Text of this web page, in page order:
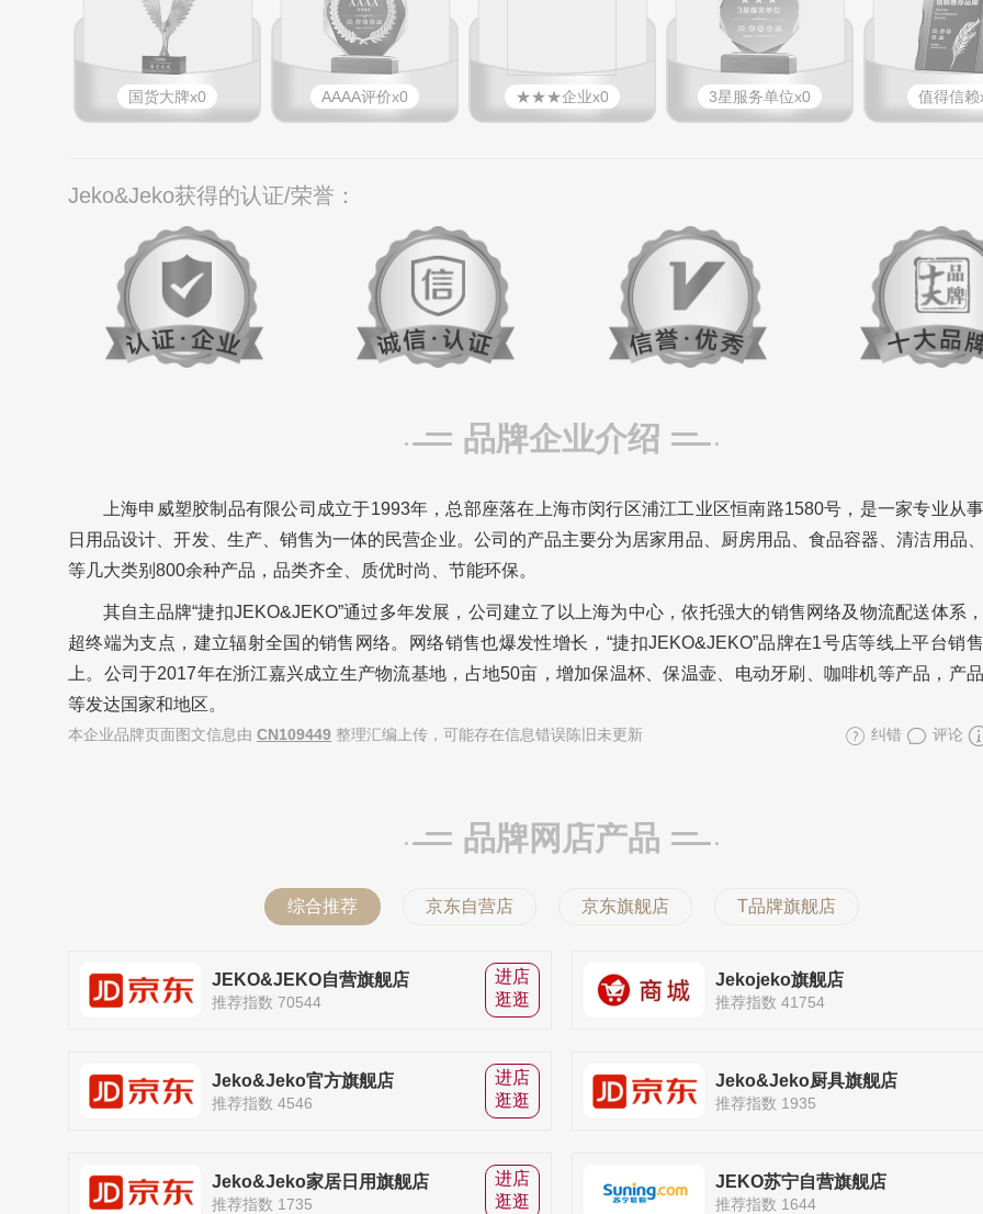
国货大牌x0 AAAA评价x0 ★★★企业x0 3星服务单位x0 值得信赖
Jeko&Jeko获得的认证/荣誉：
品牌企业介绍
上海申威塑胶制品有限公司成立于1993年，总部座落在上海市闵行区浦江工业区恒南路1580号，是一家专业从
日用品设计、开发、生产、销售为一体的民营企业。公司的产品主要分为居家用品、厨房用品、食品容器、清洁用品
等几大类别800余种产品，品类齐全、质优时尚、节能环保。
其自主品牌“捷扣JEKO&JEKO”通过多年发展，公司建立了以上海为中心，依托强大的销售网络及物流配送体系
超终端为支点，建立辐射全国的销售网络。网络销售也爆发性增长，“捷扣JEKO&JEKO”品牌在1号店等线上平台销
上。公司于2017年在浙江嘉兴成立生产物流基地，占地50亩，增加保温杯、保温壶、电动牙刷、咖啡机等产品，产
等发达国家和地区。
本企业品牌页面图文信息由 CN109449 整理汇编上传，可能存在信息错误陈旧未更新 纠错 评论
品牌网店产品
综合推荐 京东自营店 京东旗舰店 T品牌旗舰店
JEKO&JEKO自营旗舰店
推荐指数 70544
进店
逛逛
Jekojeko旗舰店
推荐指数 41754
Jeko&Jeko官方旗舰店
推荐指数 4546
进店
逛逛
Jeko&Jeko厨具旗舰店
推荐指数 1935
Jeko&Jeko家居日用旗舰店
推荐指数 1735
进店
逛逛
JEKO苏宁自营旗舰店
推荐指数 1644